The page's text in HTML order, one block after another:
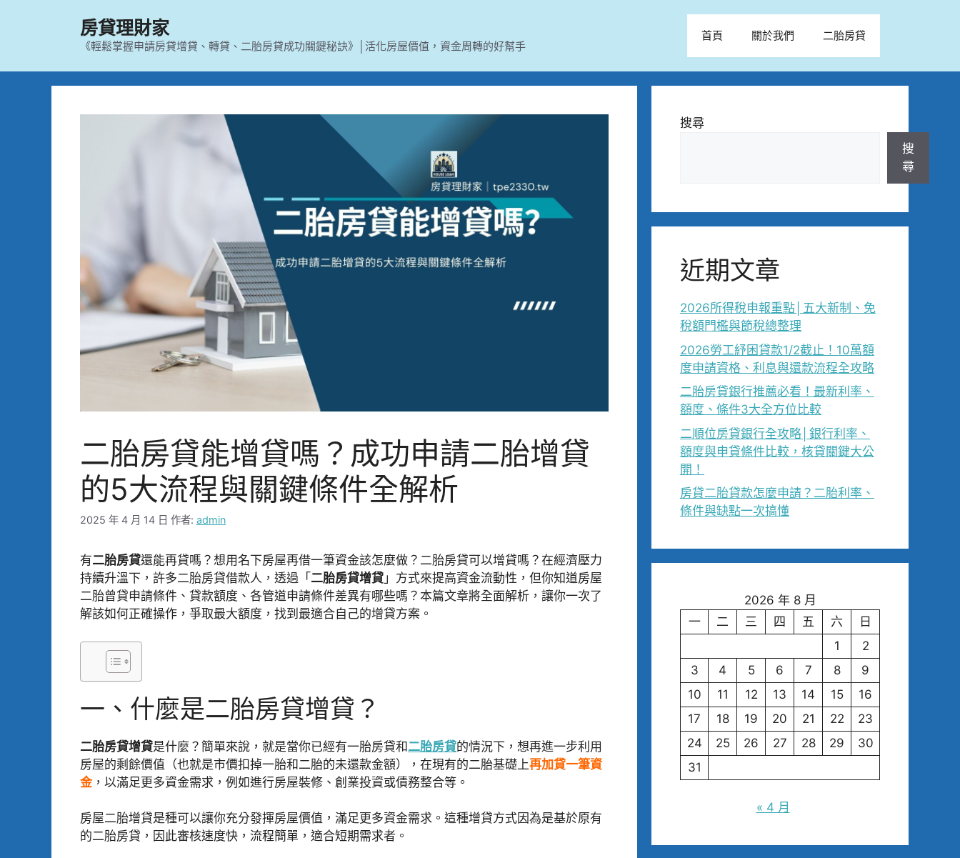
房貸理財家
《輕鬆掌握申請房貸增貸、轉貸、二胎房貸成功關鍵秘訣》│活化房屋價值，資金周轉的好幫手
首頁 關於我們 二胎房貸
二胎房貸能增貸嗎？成功申請二胎增貸
的5大流程與關鍵條件全解析
2025 年 4 月 14 日 作者: admin
有二胎房貸還能再貸嗎？想用名下房屋再借一筆資金該怎麼做？二胎房貸可以增貸嗎？在經濟壓力
持續升溫下，許多二胎房貸借款人，透過「 二胎房貸增貸 」方式來提高資金流動性，但你知道房屋
二胎曾貸申請條件、貸款額度、各管道申請條件差異有哪些嗎？本篇文章將全面解析，讓你一次了
解該如何正確操作，爭取最大額度，找到最適合自己的增貸方案。
一、什麼是二胎房貸增貸？
二胎房貸增貸是什麼？簡單來說，就是當你已經有一胎房貸和二胎房貸的情況下，想再進一步利用
房屋的剩餘價值（也就是市價扣掉一胎和二胎的未還款金額），在現有的二胎基礎上再加貸一筆資
金，以滿足更多資金需求，例如進行房屋裝修、創業投資或債務整合等。
房屋二胎增貸是種可以讓你充分發揮房屋價值，滿足更多資金需求。這種增貸方式因為是基於原有
的二胎房貸，因此審核速度快，流程簡單，適合短期需求者。
搜尋
搜
尋
近期文章
2026所得稅申報重點│五大新制、免
稅額門檻與節稅總整理
2026勞工紓困貸款1/2截止！10萬額
度申請資格、利息與還款流程全攻略
二胎房貸銀行推薦必看！最新利率、
額度、條件3大全方位比較
二順位房貸銀行全攻略│銀行利率、
額度與申貸條件比較，核貸關鍵大公
開！
房貸二胎貸款怎麼申請？二胎利率、
條件與缺點一次搞懂
2026 年 8 月
一
二 三 四 五 六
日
1
2
3
4 5 6 7 8
9
10
11 12 13 14 15
16
17
18 19 20 21 22
23
24
25 26 27 28 29
30
31
« 4 月